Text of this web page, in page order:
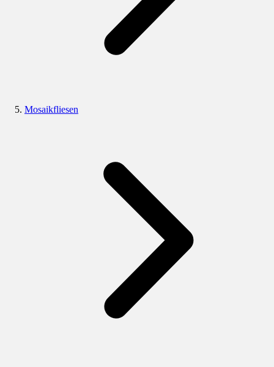
Mosaikfliesen